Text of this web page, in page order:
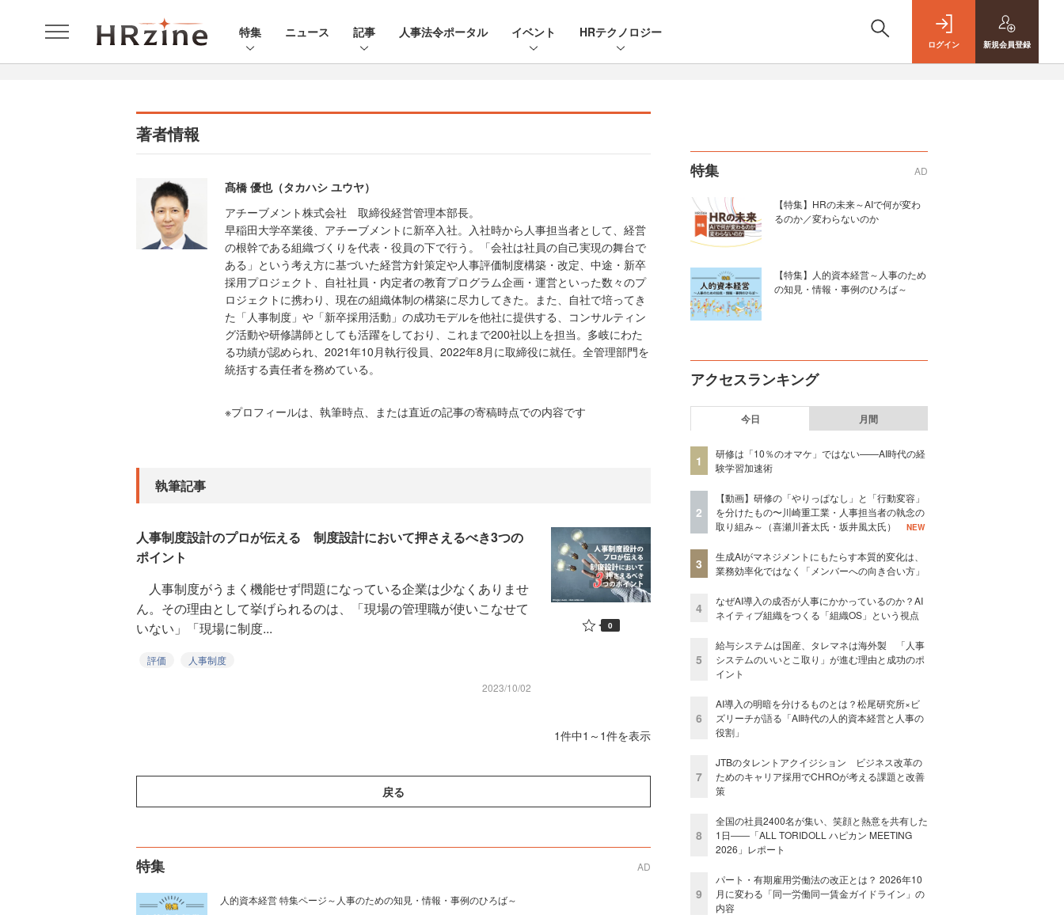
特集 ニュース 記事 人事法令ポータル イベント HRテクノロジー
ログイン 新規会員登録
著者情報
髙橋 優也（タカハシ ユウヤ）
アチーブメント株式会社 取締役経営管理本部長。
早稲田大学卒業後、アチーブメントに新卒入社。入社時から人事担当者として、経営
の根幹である組織づくりを代表・役員の下で行う。「会社は社員の自己実現の舞台で
ある」という考え方に基づいた経営方針策定や人事評価制度構築・改定、中途・新卒
採用プロジェクト、自社社員・内定者の教育プログラム企画・運営といった数々のプ
ロジェクトに携わり、現在の組織体制の構築に尽力してきた。また、自社で培ってき
た「人事制度」や「新卒採用活動」の成功モデルを他社に提供する、コンサルティン
グ活動や研修講師としても活躍をしており、これまで200社以上を担当。多岐にわた
る功績が認められ、2021年10月執行役員、2022年8月に取締役に就任。全管理部門を
統括する責任者を務めている。
※プロフィールは、執筆時点、または直近の記事の寄稿時点での内容です
執筆記事
人事制度設計のプロが伝える 制度設計において押さえるべき3つの
ポイント
人事制度がうまく機能せず問題になっている企業は少なくありませ
ん。その理由として挙げられるのは、「現場の管理職が使いこなせて
いない」「現場に制度...
評価 人事制度
2023/10/02
0
1件中1～1件を表示
戻る
特集 AD
人的資本経営 特集ページ～人事のための知見・情報・事例のひろば～
特集 AD
【特集】HRの未来～AIで何が変わ
るのか／変わらないのか
【特集】人的資本経営～人事のため
の知見・情報・事例のひろば～
アクセスランキング
今日 月間
1
研修は「10％のオマケ」ではない——AI時代の経
験学習加速術
2
【動画】研修の「やりっぱなし」と「行動変容」
を分けたもの〜川崎重工業・人事担当者の執念の
取り組み～（喜瀬川蒼太氏・坂井風太氏）
NEW
3
生成AIがマネジメントにもたらす本質的変化は、
業務効率化ではなく「メンバーへの向き合い方」
4
なぜAI導入の成否が人事にかかっているのか？AI
ネイティブ組織をつくる「組織OS」という視点
5
給与システムは国産、タレマネは海外製 「人事
システムのいいとこ取り」が進む理由と成功のポ
イント
6
AI導入の明暗を分けるものとは？松尾研究所×ビ
ズリーチが語る「AI時代の人的資本経営と人事の
役割」
7
JTBのタレントアクイジション ビジネス改革の
ためのキャリア採用でCHROが考える課題と改善
策
8
全国の社員2400名が集い、笑顔と熱意を共有した
1日――「ALL TORIDOLL ハピカン MEETING
2026」レポート
9
パート・有期雇用労働法の改正とは？ 2026年10
月に変わる「同一労働同一賃金ガイドライン」の
内容